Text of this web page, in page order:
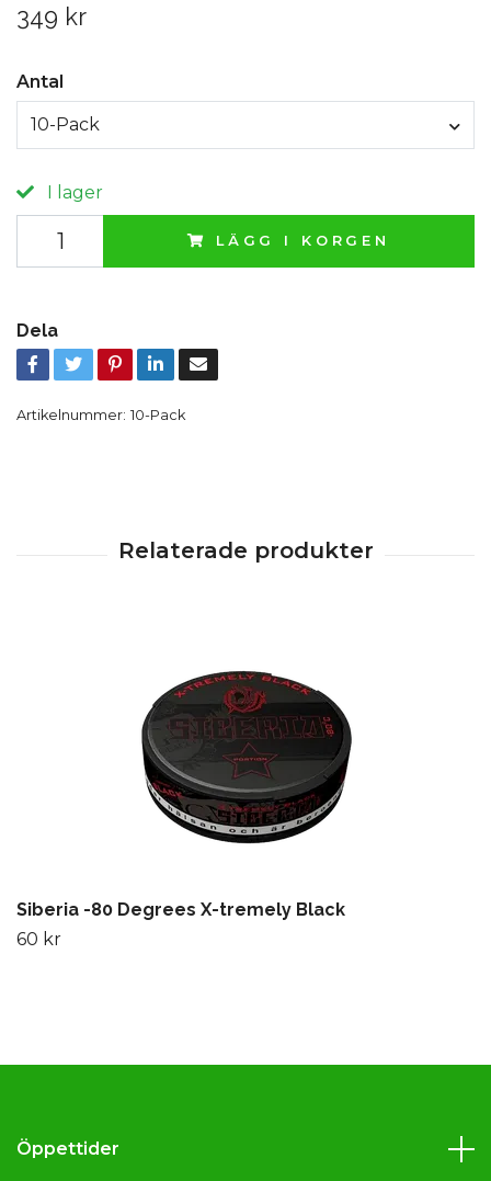
349 kr
Antal
10-Pack
I lager
LÄGG I KORGEN
Dela
Artikelnummer: 10-Pack
Siberia -80 Degrees X-tremely Black
60 kr
Öppettider